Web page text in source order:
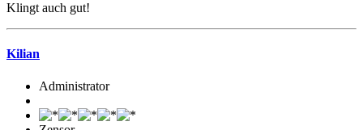
Klingt auch gut!
Kilian
Administrator